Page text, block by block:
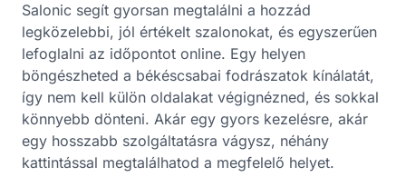
Salonic segít gyorsan megtalálni a hozzád
legközelebbi, jól értékelt szalonokat, és egyszerűen
lefoglalni az időpontot online. Egy helyen
böngészheted a békéscsabai fodrászatok kínálatát,
így nem kell külön oldalakat végignézned, és sokkal
könnyebb dönteni. Akár egy gyors kezelésre, akár
egy hosszabb szolgáltatásra vágysz, néhány
kattintással megtalálhatod a megfelelő helyet.